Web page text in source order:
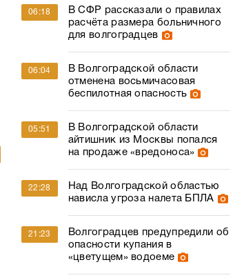
06:18
В СФР рассказали о правилах
расчёта размера больничного
для волгоградцев
06:04
В Волгоградской области
отменена восьмичасовая
беспилотная опасность
05:51
В Волгоградской области
айтишник из Москвы попался
на продаже «вредоноса»
22:28
Над Волгоградской областью
нависла угроза налета БПЛА
21:23
Волгоградцев предупредили об
опасности купания в
«цветущем» водоеме